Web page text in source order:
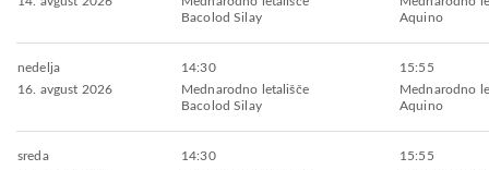
Bacolod Silay
Aquino
nedelja
16. avgust 2026
14:30
Mednarodno letališče
Bacolod Silay
15:55
Mednarodno
Aquino
sreda
14:30
15:55